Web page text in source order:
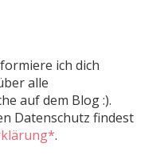
ich dich
alle
auf dem Blog :).
Datenschutz findest
.